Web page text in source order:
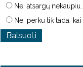
Ne, atsargų nekaupiu.
Ne, perku tik tada, kai